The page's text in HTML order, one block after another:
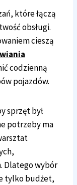
które łączą
obsługi.
cieszą
codzienną
pojazdów.
sprzęt był
potrzeby ma
Dlatego wybór
tylko budżet,